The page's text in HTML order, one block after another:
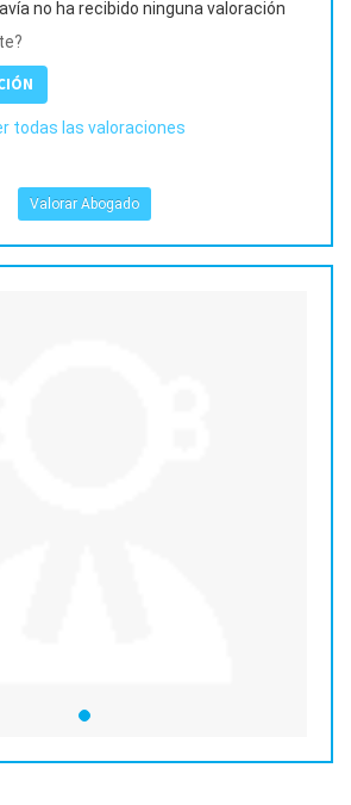
no ha recibido ninguna valoración
todas las valoraciones
Valorar Abogado